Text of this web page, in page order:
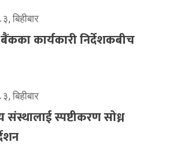
बिहीबार
बैंकका कार्यकारी निर्देशकबीच
बिहीबार
संस्थालाई स्पष्टीकरण सोध्न